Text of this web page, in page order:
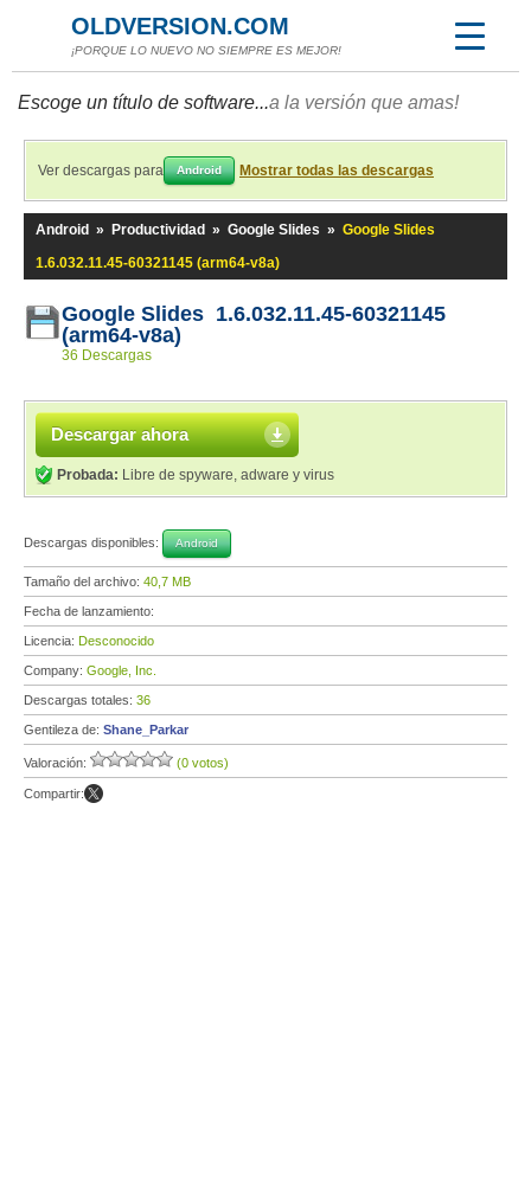
OLDVERSION.COM
¡PORQUE LO NUEVO NO SIEMPRE ES MEJOR!
Escoge un título de software...a la versión que amas!
Ver descargas para Android Mostrar todas las descargas
Android » Productividad » Google Slides » Google Slides
1.6.032.11.45-60321145 (arm64-v8a)
Google Slides 1.6.032.11.45-60321145
(arm64-v8a)
36 Descargas
Descargar ahora
Probada: Libre de spyware, adware y virus
Descargas disponibles: Android
Tamaño del archivo: 40,7 MB
Fecha de lanzamiento:
Licencia: Desconocido
Company: Google, Inc.
Descargas totales: 36
Gentileza de: Shane_Parkar
Valoración: (0 votos)
Compartir: